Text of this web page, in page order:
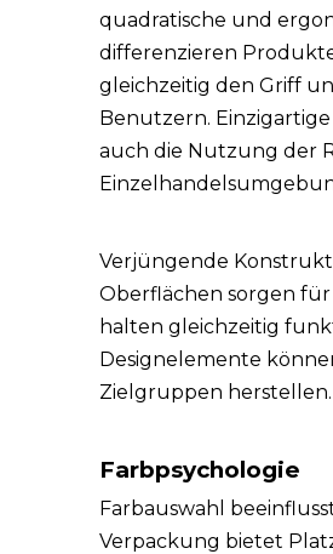
quadratische und
differenzieren
gleichzeitig den Griff
Benutzern.
auch die Nutzung der
Verjüngende
Oberflächen sorgen
halten gleichzeitig
Designelemente
Zielgruppen herstellen.
Farbpsychologie
Farbauswahl
Verpackung bietet